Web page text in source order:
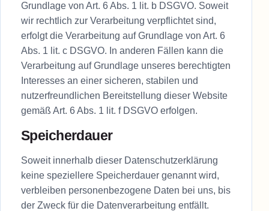
Grundlage von Art. 6 Abs. 1 lit. b DSGVO. Soweit
wir rechtlich zur Verarbeitung verpflichtet sind,
erfolgt die Verarbeitung auf Grundlage von Art. 6
Abs. 1 lit. c DSGVO. In anderen Fällen kann die
Verarbeitung auf Grundlage unseres berechtigten
Interesses an einer sicheren, stabilen und
nutzerfreundlichen Bereitstellung dieser Website
gemäß Art. 6 Abs. 1 lit. f DSGVO erfolgen.
Speicherdauer
Soweit innerhalb dieser Datenschutzerklärung
keine speziellere Speicherdauer genannt wird,
verbleiben personenbezogene Daten bei uns, bis
der Zweck für die Datenverarbeitung entfällt.